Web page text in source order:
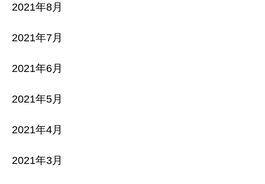
2021年8月
2021年7月
2021年6月
2021年5月
2021年4月
2021年3月